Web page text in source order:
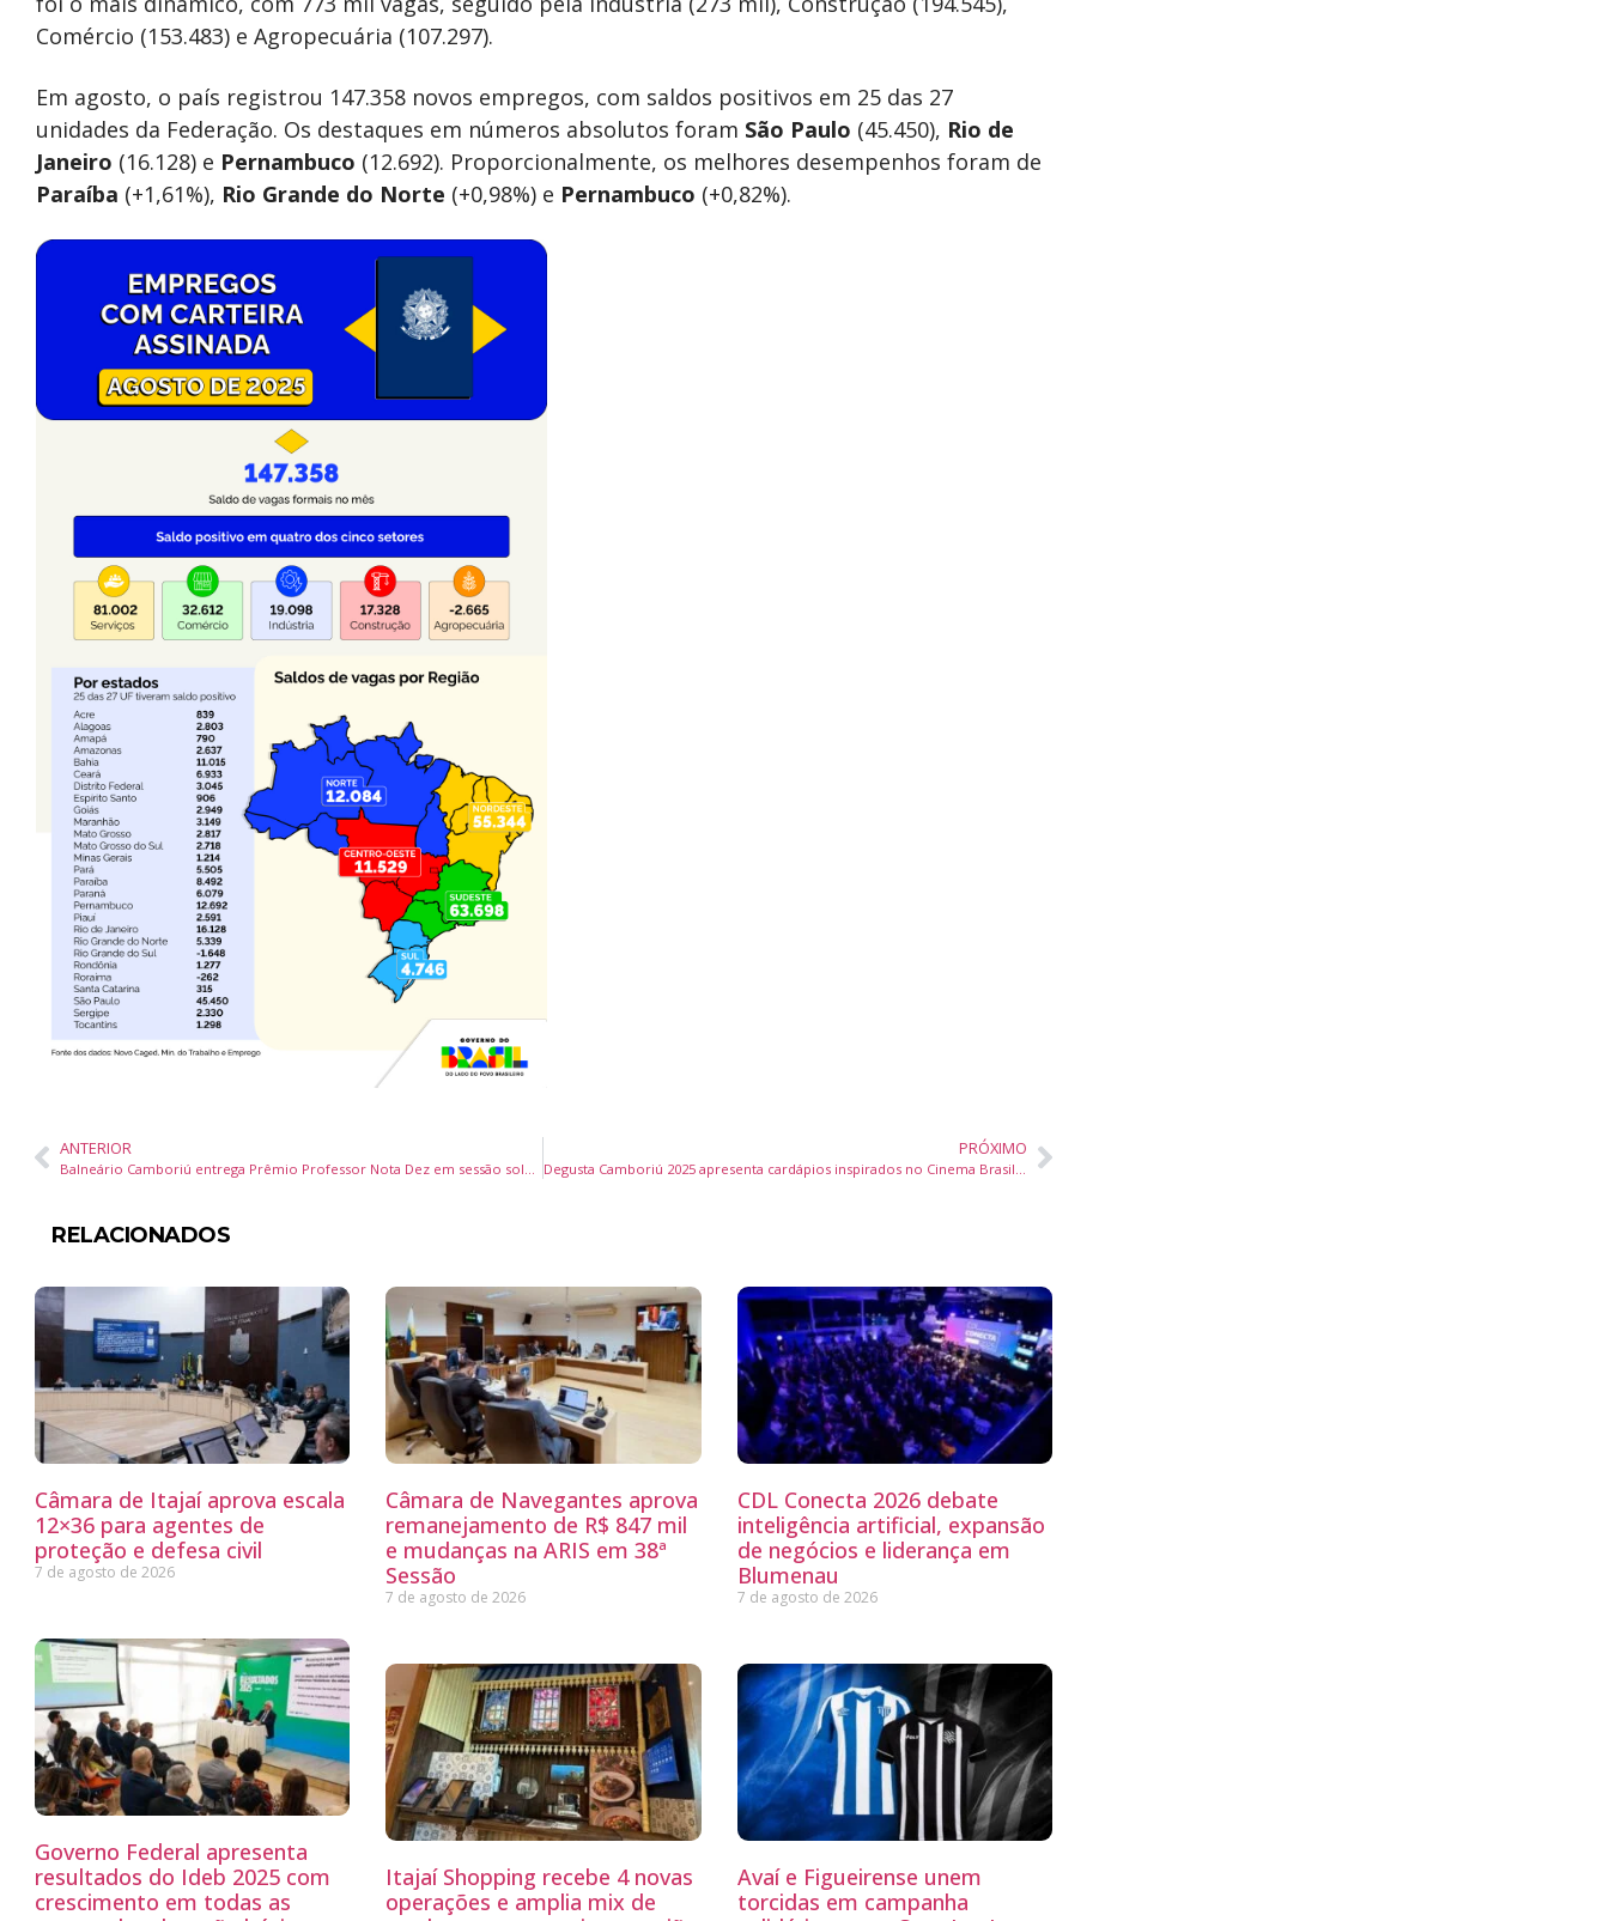
Comércio (153.483) e Agropecuária (107.297).
Em agosto, o país registrou 147.358 novos empregos, com saldos positivos em 25 das 27
unidades da Federação. Os destaques em números absolutos foram São Paulo (45.450), Rio de
Janeiro (16.128) e Pernambuco (12.692). Proporcionalmente, os melhores desempenhos foram de
Paraíba (+1,61%), Rio Grande do Norte (+0,98%) e Pernambuco (+0,82%).
ANTERIOR PRÓXIMO
RELACIONADOS
Câmara de Itajaí aprova escala
12×36 para agentes de
proteção e defesa civil
7 de agosto de 2026
Câmara de Navegantes aprova
remanejamento de R$ 847 mil
e mudanças na ARIS em 38ª
Sessão
7 de agosto de 2026
CDL Conecta 2026 debate
inteligência artificial, expansão
de negócios e liderança em
Blumenau
7 de agosto de 2026
Governo Federal apresenta
resultados do Ideb 2025 com
crescimento em todas as
Itajaí Shopping recebe 4 novas
operações e amplia mix de
Avaí e Figueirense unem
torcidas em campanha